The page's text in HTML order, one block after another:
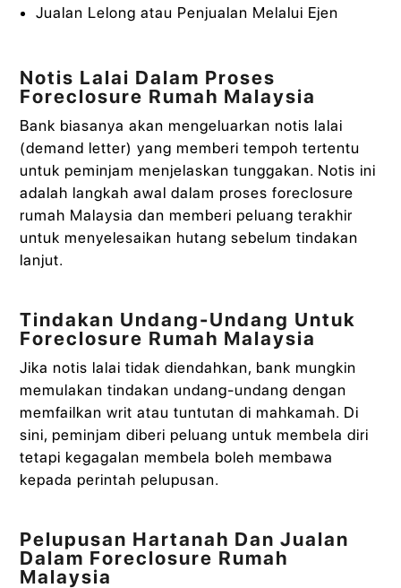
Jualan Lelong atau Penjualan Melalui Ejen
Notis Lalai Dalam Proses
Foreclosure Rumah Malaysia
Bank biasanya akan mengeluarkan notis lalai
(demand letter) yang memberi tempoh tertentu
untuk peminjam menjelaskan tunggakan. Notis ini
adalah langkah awal dalam proses foreclosure
rumah Malaysia dan memberi peluang terakhir
untuk menyelesaikan hutang sebelum tindakan
lanjut.
Tindakan Undang‑Undang Untuk
Foreclosure Rumah Malaysia
Jika notis lalai tidak diendahkan, bank mungkin
memulakan tindakan undang‑undang dengan
memfailkan writ atau tuntutan di mahkamah. Di
sini, peminjam diberi peluang untuk membela diri
tetapi kegagalan membela boleh membawa
kepada perintah pelupusan.
Pelupusan Hartanah Dan Jualan
Dalam Foreclosure Rumah
Malaysia